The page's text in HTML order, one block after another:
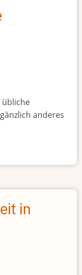
anderes
in